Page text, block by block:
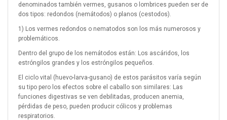
denominados también vermes, gusanos o lombrices pueden ser de
dos tipos: redondos (nemátodos) o planos (cestodos).
1) Los vermes redondos o nematodos son los más numerosos y
problemáticos.
Dentro del grupo de los nemátodos están: Los ascáridos, los
estróngilos grandes y los estróngilos pequeños.
El ciclo vital (huevo-larva-gusano) de estos parásitos varía según
su tipo pero los efectos sobre el caballo son similares: Las
funciones digestivas se ven debilitadas, producen anemia,
pérdidas de peso, pueden producir cólicos y problemas
respiratorios.